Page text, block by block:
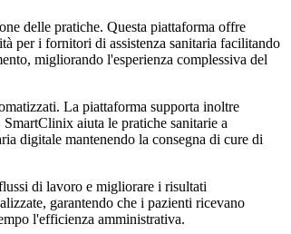
delle pratiche. Questa piattaforma offre
per i fornitori di assistenza sanitaria facilitando
migliorando l'esperienza complessiva del
La piattaforma supporta inoltre
aiuta le pratiche sanitarie a
digitale mantenendo la consegna di cure di
di lavoro e migliorare i risultati
garantendo che i pazienti ricevano
l'efficienza amministrativa.